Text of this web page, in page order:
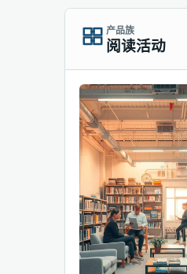
产品族
阅读活动